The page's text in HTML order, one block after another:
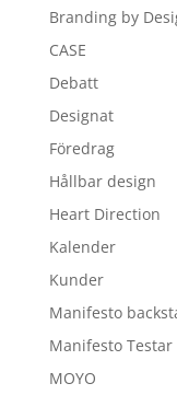
Branding by
CASE
Debatt
Designat
Föredrag
Hållbar design
Heart Direction
Kalender
Kunder
Manifesto
Manifesto Testar
MOYO